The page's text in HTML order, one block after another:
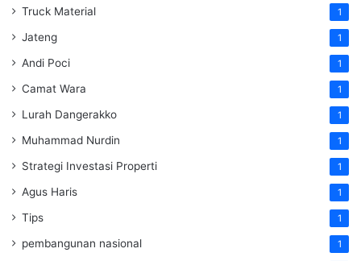
Truck Material 1
Jateng 1
Andi Poci 1
Camat Wara 1
Lurah Dangerakko 1
Muhammad Nurdin 1
Strategi Investasi Properti 1
Agus Haris 1
Tips 1
pembangunan nasional 1